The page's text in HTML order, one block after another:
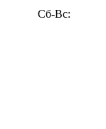
Сб-Вс: